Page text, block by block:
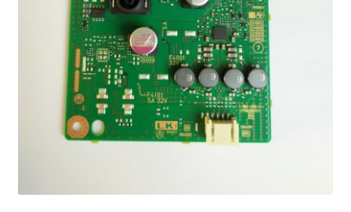
Avis client
Mon compte